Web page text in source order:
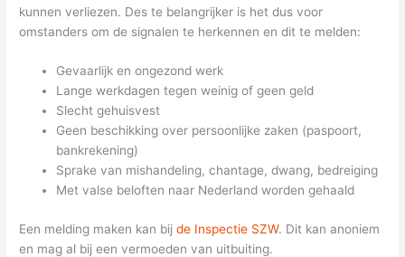
kunnen verliezen. Des te belangrijker is het dus voor
omstanders om de signalen te herkennen en dit te melden:
Gevaarlijk en ongezond werk
Lange werkdagen tegen weinig of geen geld
Slecht gehuisvest
Geen beschikking over persoonlijke zaken (paspoort,
bankrekening)
Sprake van mishandeling, chantage, dwang, bedreiging
Met valse beloften naar Nederland worden gehaald
Een melding maken kan bijde Inspectie SZW. Dit kan anoniem
en mag al bij een vermoeden van uitbuiting.